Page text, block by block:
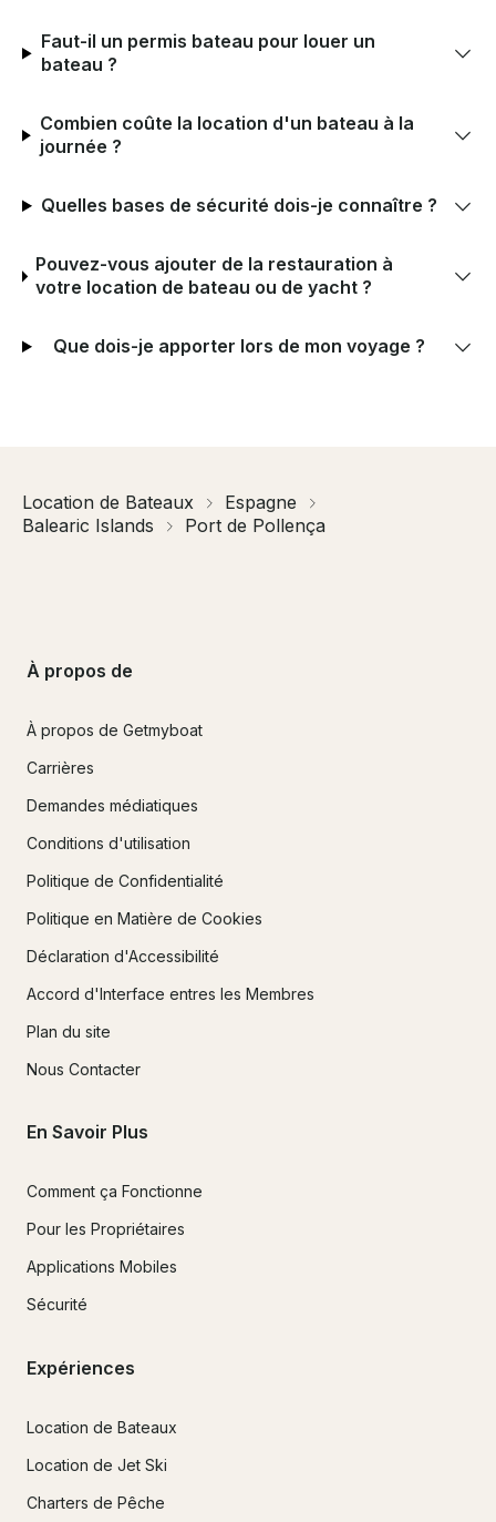
Faut-il un permis bateau pour louer un
bateau ?
Combien coûte la location d'un bateau à la
journée ?
Quelles bases de sécurité dois-je connaître ?
Pouvez-vous ajouter de la restauration à
votre location de bateau ou de yacht ?
Que dois-je apporter lors de mon voyage ?
Location de Bateaux
Espagne
Balearic Islands
Port de Pollença
À propos de
À propos de Getmyboat
Carrières
Demandes médiatiques
Conditions d'utilisation
Politique de Confidentialité
Politique en Matière de Cookies
Déclaration d'Accessibilité
Accord d'Interface entres les Membres
Plan du site
Nous Contacter
En Savoir Plus
Comment ça Fonctionne
Pour les Propriétaires
Applications Mobiles
Sécurité
Expériences
Location de Bateaux
Location de Jet Ski
Charters de Pêche